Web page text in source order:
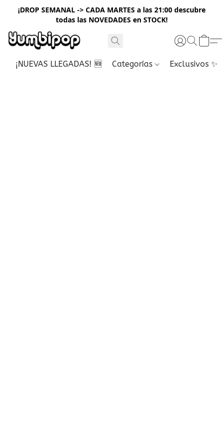
¡DROP SEMANAL -> CADA MARTES a las 21:00 descubre
todas las NOVEDADES en STOCK!
¡NUEVAS LLEGADAS! 🆕 Categorías Exclusivos ✨